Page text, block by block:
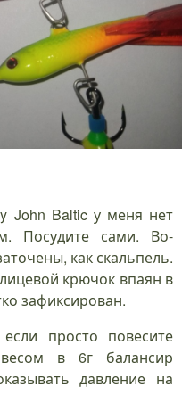
John Baltic у меня нет
Посудите сами. Во-
как скальпель.
крючок впаян в
зафиксирован.
просто повесите
в 6г балансир
давление на